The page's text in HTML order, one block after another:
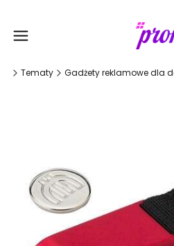
Tematy Gadżety reklamowe dla